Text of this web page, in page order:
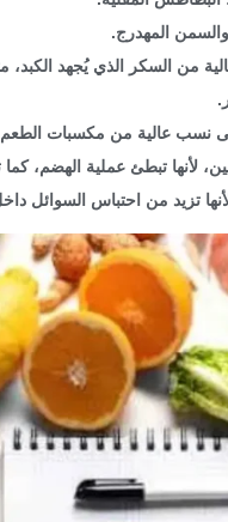
المهدرج.
من السكر الذي يُجهد الكبد،
على نسب عالية من مكسبات
لأنها تبطئ عملية الهضم،
تزيد من احتباس